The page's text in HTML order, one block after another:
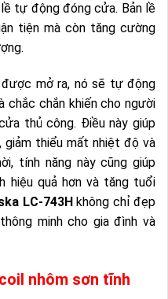
tự động đóng cửa. Bản lề
tiện mà còn tăng cường
mở ra, nó sẽ tự động
chắc chắn khiến cho người
thủ công. Điều này giúp
thiểu mất nhiệt độ và
tính năng này cũng giúp
hiệu quả hơn và tăng tuổi
LC-743Hkhông chỉ đẹp
minh cho gia đình và
nhôm sơn tĩnh